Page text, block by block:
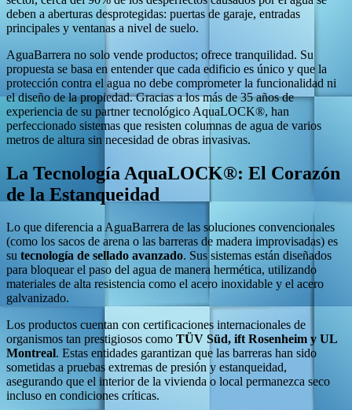
deben a aberturas desprotegidas: puertas de garaje, entradas
principales y ventanas a nivel de suelo.
AguaBarrera no solo vende productos; ofrece tranquilidad. Su
propuesta se basa en entender que cada edificio es único y que la
protección contra el agua no debe comprometer la funcionalidad ni
el diseño de la propiedad. Gracias a los más de 35 años de
experiencia de su partner tecnológico AquaLOCK®, han
perfeccionado sistemas que resisten columnas de agua de varios
metros de altura sin necesidad de obras invasivas.
La Tecnología AquaLOCK®: El Corazón
de la Estanqueidad
Lo que diferencia a AguaBarrera de las soluciones convencionales
(como los sacos de arena o las barreras de madera improvisadas) es
su tecnología de sellado avanzado. Sus sistemas están diseñados
para bloquear el paso del agua de manera hermética, utilizando
materiales de alta resistencia como el acero inoxidable y el acero
galvanizado.
Los productos cuentan con certificaciones internacionales de
organismos tan prestigiosos como TÜV Süd, ift Rosenheim y UL
Montreal. Estas entidades garantizan que las barreras han sido
sometidas a pruebas extremas de presión y estanqueidad,
asegurando que el interior de la vivienda o local permanezca seco
incluso en condiciones críticas.